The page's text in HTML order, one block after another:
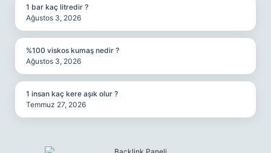
1 bar kaç litredir ?
Ağustos 3, 2026
%100 viskos kumaş nedir ?
Ağustos 3, 2026
1 insan kaç kere aşık olur ?
Temmuz 27, 2026